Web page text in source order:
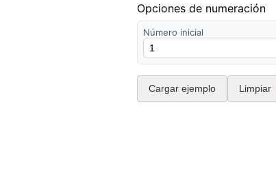
Opciones de numeración
Número inicial
Cargar ejemplo Limpiar